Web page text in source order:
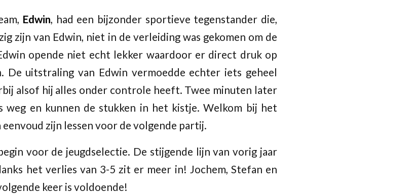
Edwin, had een bijzonder sportieve tegenstander die,
zijn van Edwin, niet in de verleiding was gekomen om de
opende niet echt lekker waardoor er direct druk op
De uitstraling van Edwin vermoedde echter iets geheel
alsof hij alles onder controle heeft. Twee minuten later
weg en kunnen de stukken in het kistje. Welkom bij het
zijn lessen voor de volgende partij.
voor de jeugdselectie. De stijgende lijn van vorig jaar
het verlies van 3-5 zit er meer in! Jochem, Stefan en
keer is voldoende!